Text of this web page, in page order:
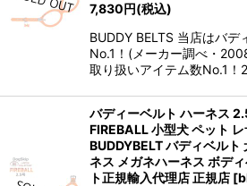
7,830円(税込)
BUDDY BELTS 当店はバデ
No.1！(メーカー調べ・
取り扱いアイテム数No.1
バディーベルト ハーネス
FIREBALL 小型犬 ペット
BUDDYBELT バディベルト
ネス メガネハーネス ボデ
ト正規輸入代理店 正規店 [